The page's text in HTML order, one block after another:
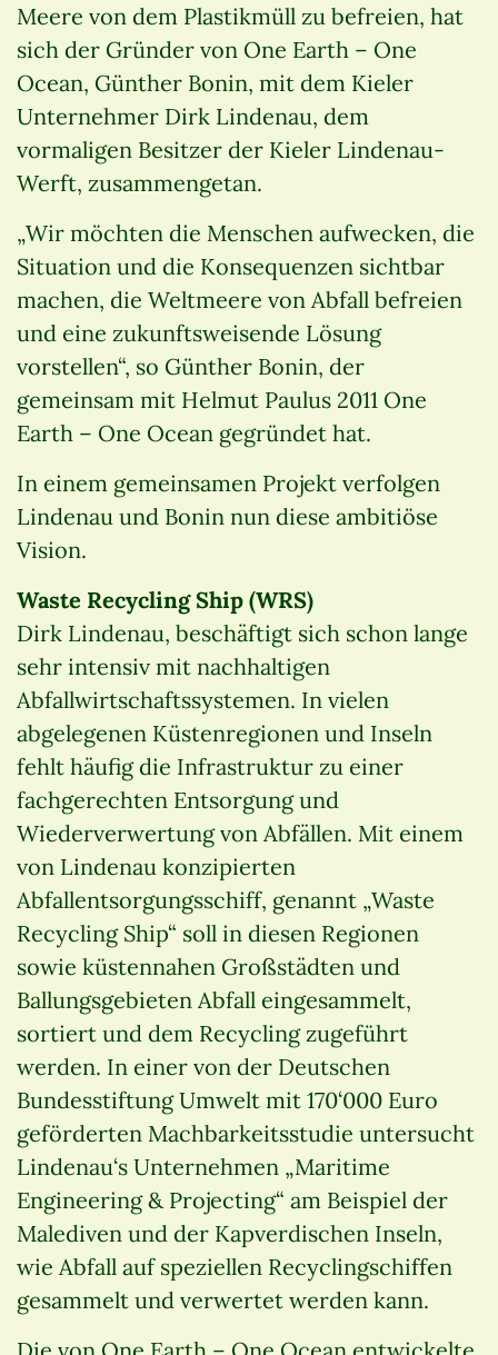
Meere von dem Plastikmüll zu befreien, hat
sich der Gründer von One Earth – One
Ocean, Günther Bonin, mit dem Kieler
Unternehmer Dirk Lindenau, dem
vormaligen Besitzer der Kieler Lindenau-
Werft, zusammengetan.
„Wir möchten die Menschen aufwecken, die
Situation und die Konsequenzen sichtbar
machen, die Weltmeere von Abfall befreien
und eine zukunftsweisende Lösung
vorstellen“, so Günther Bonin, der
gemeinsam mit Helmut Paulus 2011 One
Earth – One Ocean gegründet hat.
In einem gemeinsamen Projekt verfolgen
Lindenau und Bonin nun diese ambitiöse
Vision.
Waste Recycling Ship (WRS)
Dirk Lindenau, beschäftigt sich schon lange
sehr intensiv mit nachhaltigen
Abfallwirtschaftssystemen. In vielen
abgelegenen Küstenregionen und Inseln
fehlt häufig die Infrastruktur zu einer
fachgerechten Entsorgung und
Wiederverwertung von Abfällen. Mit einem
von Lindenau konzipierten
Abfallentsorgungsschiff, genannt „Waste
Recycling Ship“ soll in diesen Regionen
sowie küstennahen Großstädten und
Ballungsgebieten Abfall eingesammelt,
sortiert und dem Recycling zugeführt
werden. In einer von der Deutschen
Bundesstiftung Umwelt mit 170‘000 Euro
geförderten Machbarkeitsstudie untersucht
Lindenau‘s Unternehmen „Maritime
Engineering & Projecting“ am Beispiel der
Malediven und der Kapverdischen Inseln,
wie Abfall auf speziellen Recyclingschiffen
gesammelt und verwertet werden kann.